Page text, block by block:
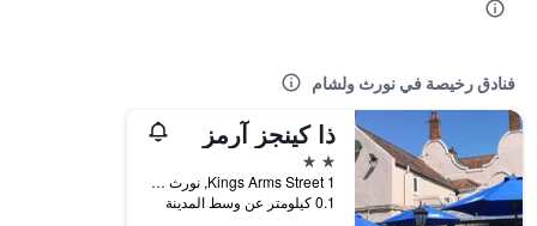
فنادق رخيصة في نورث ولشام
ذا كينجز آرمز
2 نجمتين
1 Kings Arms Street, نورث ولشام, المملكة المتحدة
0.1 كيلومتر عن وسط المدينة